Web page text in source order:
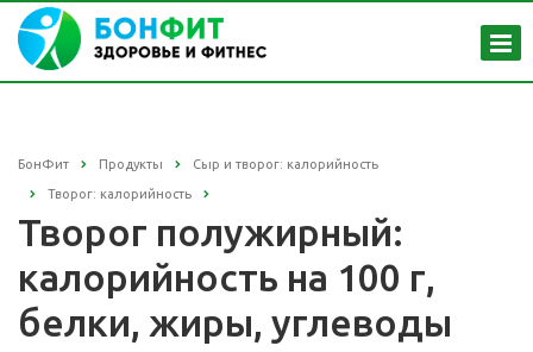
БонФит Продукты Сыр и творог: калорийность
Творог: калорийность
Творог полужирный:
калорийность на 100 г,
белки, жиры, углеводы